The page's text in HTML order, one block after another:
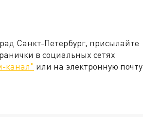
Санкт-Петербург, присылайте
в социальных сетях
канал" или на электронную почту